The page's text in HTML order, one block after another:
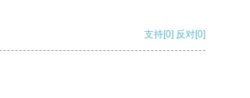
支持[0] 反对[0]